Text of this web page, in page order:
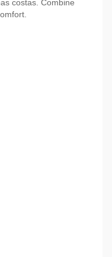
costas. Combine